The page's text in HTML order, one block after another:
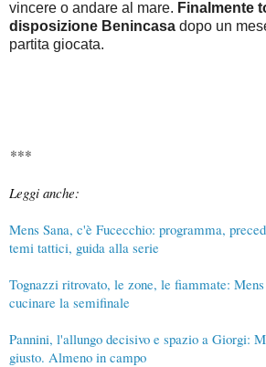
vincere o andare al mare. Finalmente
disposizione Benincasa dopo un
partita giocata.
***
Leggi anche:
Mens Sana, c'è Fucecchio: programma,
temi tattici, guida alla serie
Tognazzi ritrovato, le zone, le fiammate:
cucinare la semifinale
Pannini, l'allungo decisivo e spazio a Giorgi:
giusto. Almeno in campo